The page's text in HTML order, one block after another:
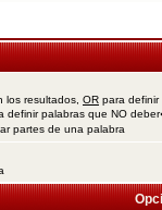
los resultados, OR para definir
definir palabras que NO
partes de una palabra